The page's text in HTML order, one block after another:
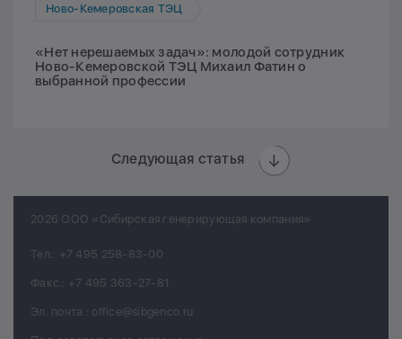
Ново-Кемеровская ТЭЦ
«Нет нерешаемых задач»: молодой сотрудник
Ново-Кемеровской ТЭЦ Михаил Фатин о
выбранной профессии
Следующая статья
2026 ООО «Сибирская генерирующая компания»
Тел.: +7 495 258-83-00
Факс.: +7 495 363-27-81
Эл. почта.: office@sibgenco.ru